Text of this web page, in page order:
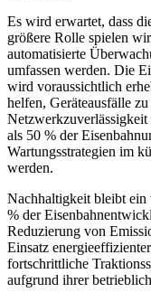
Es wird erwartet, dass
größere Rolle spielen
automatisierte
umfassen werden. Die
wird voraussichtlich
helfen, Geräteausfälle
Netzwerkzuverlässigkeit
als 50 % der
Wartungsstrategien im
werden.
Nachhaltigkeit bleibt ein
% der
Reduzierung von
Einsatz
fortschrittliche
aufgrund ihrer